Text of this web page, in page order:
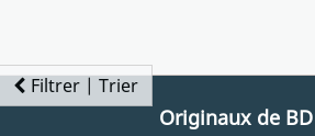
Filtrer | Trier
Originaux de BD